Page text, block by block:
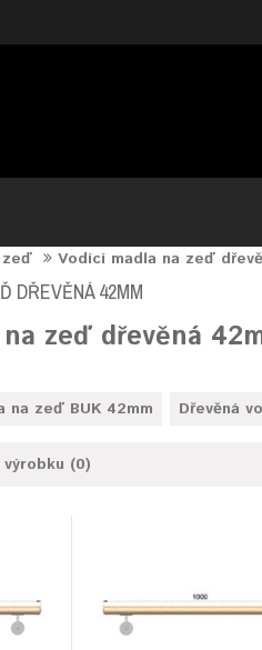
Vodící madla na zeď
DŘEVĚNÁ 42MM
zeď dřevěná
na zeď BUK 42mm
Dřevěná
(0)